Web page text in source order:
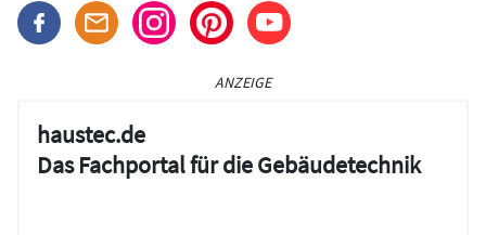
ANZEIGE
haustec.de
Das Fachportal für die Gebäudetechnik